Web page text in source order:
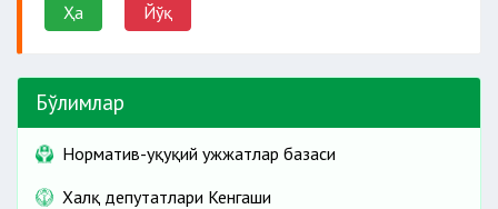
ишларни кўриб чиқади
илова
Ҳа Йўқ
Бўлимлар
Норматив-ҳуқуқий ҳужжатлар базаси
Халқ депутатлари Кенгаши